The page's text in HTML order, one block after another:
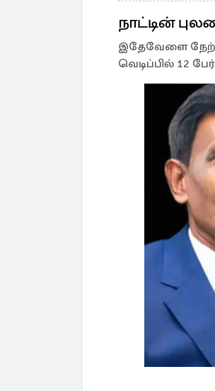
நாட்டின்
இதேவேளை
வெடிப்பில் 12